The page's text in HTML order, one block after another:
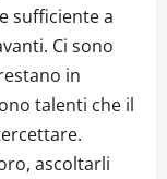
sufficiente a
Ci sono
in
talenti che il
ascoltarli